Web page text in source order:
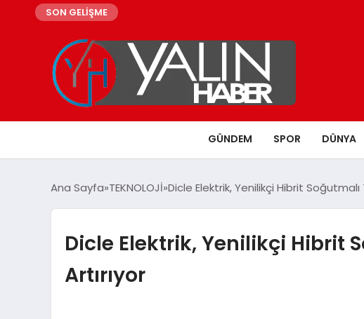
SON GELİŞME
GÜNDEM SPOR DÜNYA
Ana Sayfa TEKNOLOJİ Dicle Elektrik, Yenilikçi Hibrit
Dicle Elektrik, Yenilikçi Hibrit
Artırıyor